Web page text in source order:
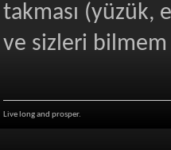
takması (yüzük,
ve sizleri
Live long and prosper.